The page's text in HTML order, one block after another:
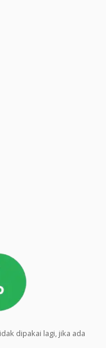
dipakai lagi, jika ada